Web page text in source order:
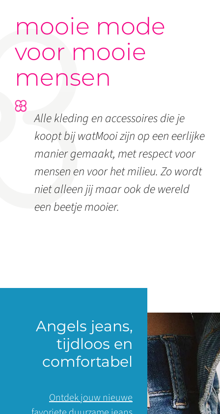
mooie mode
voor mooie
mensen
Alle kleding en accessoires die je
koopt bij watMooi zijn op een eerlijke
manier gemaakt, met respect voor
mensen en voor het milieu. Zo wordt
niet alleen jij maar ook de wereld
een beetje mooier.
Angels jeans,
tijdloos en
comfortabel
Ontdek jouw nieuwe